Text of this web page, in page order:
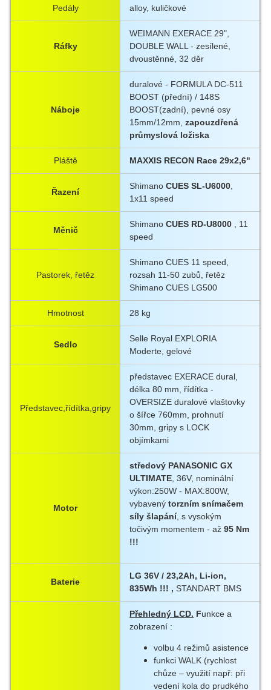
Pedály alloy, kuličkové
Ráfky
WEIMANN EXERACE 29",
DOUBLE WALL - zesílené,
dvoustěnné, 32 děr
Náboje
duralové - FORMULA DC-511
BOOST (přední) / 148S
BOOST(zadní), pevné osy
15mm/12mm,zapouzdřená
průmyslová ložiska
Pláště MAXXIS RECON Race 29x2,6"
Řazení
ShimanoCUES SL-U6000
1x11 speed
Měnič
ShimanoCUES RD-U8000 , 11
speed
Pastorek, řetěz
Shimano CUES 11 speed,
rozsah 11-50 zubů, řetěz
Shimano CUES LG500
Hmotnost 28 kg
Sedlo
Selle Royal EXPLORIA
Moderte, gelové
Představec,řídítka,gripy
představec EXERACE dural,
délka 80 mm, řídítka -
OVERSIZE duralové vlaštovky
o šířce 760mm, prohnutí
30mm, gripy s LOCK
objímkami
Motor
středový PANASONIC GX
ULTIMATE , 36V, nominální
výkon:250W - MAX:800W,
vybavený torzním snímačem
síly šlapání, s vysokým
točivým momentem - až95 Nm
!!!
Baterie
LG 36V / 23,2Ah, Li-ion,
835Wh !!! ,STANDART BMS
Přehledný LCD. Funkce a
zobrazení :
volbu 4 režimů asistence
funkci WALK (rychlost
chůze – využití např: při
vedení kola do prudkého